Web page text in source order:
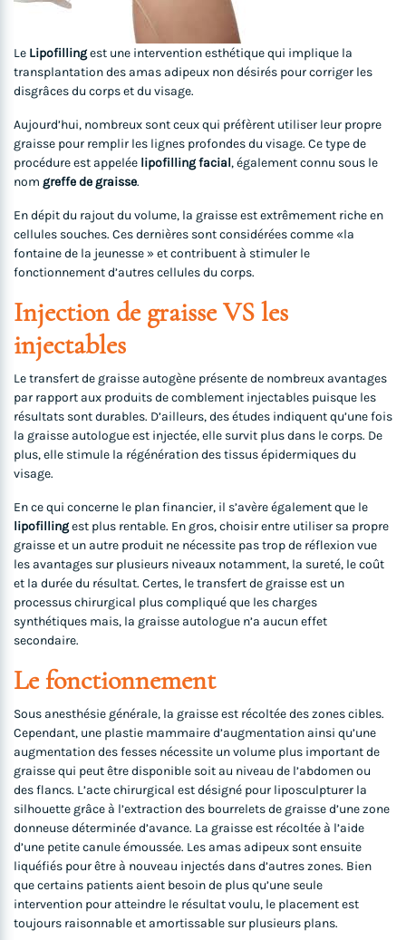
Le Lipofillingest une intervention esthétique qui implique la
transplantation des amas adipeux non désirés pour corriger les
disgrâces du corps et du visage.
Aujourd’hui, nombreux sont ceux qui préfèrent utiliser leur propre
graisse pour remplir les lignes profondes du visage. Ce type de
procédure est appelée lipofilling facial, également connu sous le
nom greffe de graisse.
En dépit du rajout du volume, la graisse est extrêmement riche en
cellules souches. Ces dernières sont considérées comme «la
fontaine de la jeunesse » et contribuent à stimuler le
fonctionnement d’autres cellules du corps.
Injection de graisse VS les
injectables
Le transfert de graisse autogène présente de nombreux avantages
par rapport aux produits de comblement injectables puisque les
résultats sont durables. D’ailleurs, des études indiquent qu’une fois
la graisse autologue est injectée, elle survit plus dans le corps. De
plus, elle stimule la régénération des tissus épidermiques du
visage.
En ce qui concerne le plan financier, il s’avère également que le
lipofillingest plus rentable. En gros, choisir entre utiliser sa propre
graisse et un autre produit ne nécessite pas trop de réflexion vue
les avantages sur plusieurs niveaux notamment, la sureté, le coût
et la durée du résultat. Certes, le transfert de graisse est un
processus chirurgical plus compliqué que les charges
synthétiques mais, la graisse autologue n’a aucun effet
secondaire.
Le fonctionnement
Sous anesthésie générale, la graisse est récoltée des zones cibles.
Cependant, une plastie mammaire d’augmentation ainsi qu’une
augmentation des fesses nécessite un volume plus important de
graisse qui peut être disponible soit au niveau de l’abdomen ou
des flancs. L’acte chirurgical est désigné pour liposculpturer la
silhouette grâce à l’extraction des bourrelets de graisse d’une zone
donneuse déterminée d’avance. La graisse est récoltée à l’aide
d’une petite canule émoussée. Les amas adipeux sont ensuite
liquéfiés pour être à nouveau injectés dans d’autres zones. Bien
que certains patients aient besoin de plus qu’une seule
intervention pour atteindre le résultat voulu, le placement est
toujours raisonnable et amortissable sur plusieurs plans.